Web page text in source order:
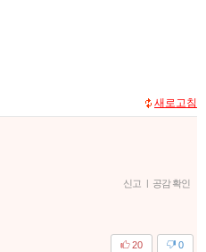
새로고침
신고 | 공감 확인
0
20